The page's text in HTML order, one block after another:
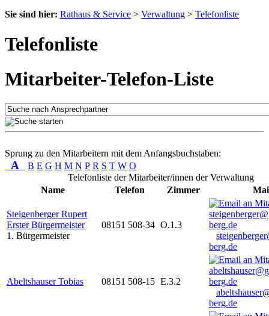
Sie sind hier: Rathaus & Service > Verwaltung > Telefonliste
Telefonliste
Mitarbeiter-Telefon-Liste
Sprung zu den Mitarbeitern mit dem Anfangsbuchstaben:
A B E G H M N P R S T W O
Telefonliste der Mitarbeiter/innen der Verwaltung
Name
Telefon Zimmer
Steigenberger Rupert
Erster Bürgermeister
1. Bürgermeister
08151 508-34 O.1.3
berg.de
Abeltshauser Tobias 08151 508-15 E.3.2
berg.de